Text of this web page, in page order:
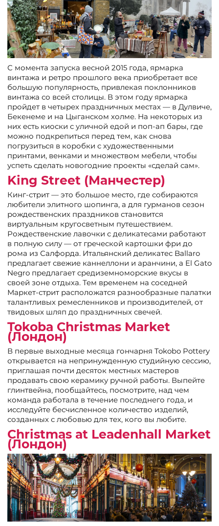
С момента запуска весной 2015 года, ярмарка
винтажа и ретро прошлого века приобретает все
большую популярность, привлекая поклонников
винтажа со всей столицы. В этом году ярмарка
пройдет в четырех праздничных местах — в Дулвиче,
Бекенеме и на Цыганском холме. На некоторых из
них есть киоски с уличной едой и поп-ап бары, где
можно подкрепиться перед тем, как снова
погрузиться в коробки с художественными
принтами, венками и множеством мебели, чтобы
успеть сделать новогодние проекты «сделай сам».
King Street (Манчестер)
Кинг-стрит — это большое место, где собираются
любители элитного шопинга, а для гурманов сезон
рождественских праздников становится
виртуальным кругосветным путешествием.
Рождественские лавочки с деликатесами работают
в полную силу — от греческой картошки фри до
рома из Салфорда. Итальянский деликатес Ballaro
предлагает свежие каннеллони и аранчини, а El Gato
Negro предлагает средиземноморские вкусы в
своей зоне отдыха. Тем временем на соседней
Маркет-стрит расположатся разнообразные палатки
талантливых ремесленников и производителей, от
твидовых шляп до праздничных свечей.
Tokoba Christmas Market
(Лондон)
В первые выходные месяца гончарня Tokobo Pottery
открывается на непринужденную студийную сессию,
приглашая почти десяток местных мастеров
продавать свою керамику ручной работы. Выпейте
глинтвейна, пообщайтесь, посмотрите, над чем
команда работала в течение последнего года, и
исследуйте бесчисленное количество изделий,
созданных с любовью для тех, кого вы любите.
Christmas at Leadenhall Market
(Лондон)